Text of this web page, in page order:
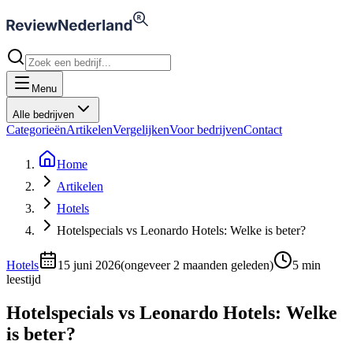
Menu
Alle bedrijven
CategorieënArtikelenVergelijkenVoor bedrijvenContact
Home
Artikelen
Hotels
Hotelspecials vs Leonardo Hotels: Welke is beter?
Hotels 15 juni 2026(ongeveer 2 maanden geleden) 5 min
leestijd
Hotelspecials vs Leonardo Hotels: Welke
is beter?